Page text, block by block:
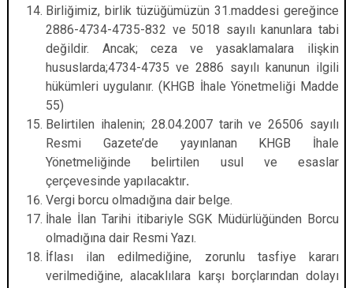
Birliğimiz, birlik tüzüğümüzün 31.maddesi gereğince
2886-4734-4735-832 ve 5018 sayılı kanunlara tabi
değildir. Ancak; ceza ve yasaklamalara ilişkin
hususlarda;4734-4735 ve 2886 sayılı kanunun ilgili
hükümleri uygulanır. (KHGB İhale Yönetmeliği Madde
55)
Belirtilen ihalenin; 28.04.2007 tarih ve 26506 sayılı
Resmi Gazete’de yayınlanan KHGB İhale
Yönetmeliğinde belirtilen usul ve esaslar
çerçevesinde yapılacaktır.
Vergi borcu olmadığına dair belge.
İhale İlan Tarihi itibariyle SGK Müdürlüğünden Borcu
olmadığına dair Resmi Yazı.
İflası ilan edilmediğine, zorunlu tasfiye kararı
verilmediğine, alacaklılara karşı borçlarından dolayı